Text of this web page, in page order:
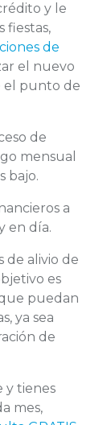
y le
fiestas,
de
el nuevo
el punto de
de
mensual
bajo.
a
en día.
de alivio de
es
puedan
ya sea
de
y tienes
mes,